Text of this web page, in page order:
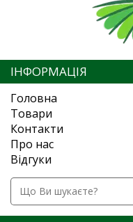
ІНФОРМАЦІЯ
Головна
Товари
Контакти
Про нас
Відгуки